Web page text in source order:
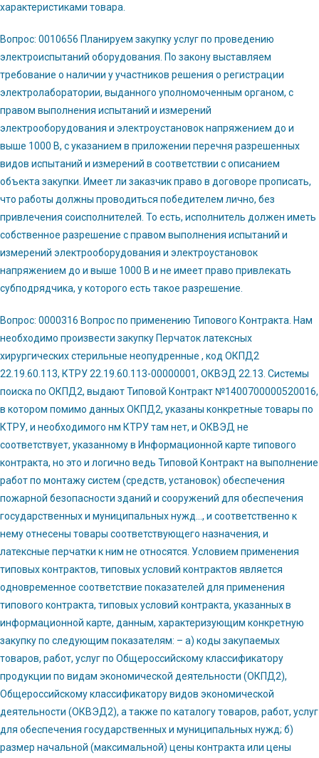
характеристиками товара.
Вопрос: 0010656 Планируем закупку услуг по проведению
электроиспытаний оборудования. По закону выставляем
требование о наличии у участников решения о регистрации
электролаборатории, выданного уполномоченным органом, с
правом выполнения испытаний и измерений
электрооборудования и электроустановок напряжением до и
выше 1000 В, с указанием в приложении перечня разрешенных
видов испытаний и измерений в соответствии с описанием
объекта закупки. Имеет ли заказчик право в договоре прописать,
что работы должны проводиться победителем лично, без
привлечения соисполнителей. То есть, исполнитель должен иметь
собственное разрешение с правом выполнения испытаний и
измерений электрооборудования и электроустановок
напряжением до и выше 1000 В и не имеет право привлекать
субподрядчика, у которого есть такое разрешение.
Вопрос: 0000316 Вопрос по применению Типового Контракта. Нам
необходимо произвести закупку Перчаток латексных
хирургических стерильные неопудренные , код ОКПД2
22.19.60.113, КТРУ 22.19.60.113-00000001, ОКВЭД 22.13. Системы
поиска по ОКПД2, выдают Типовой Контракт №1400700000520016,
в котором помимо данных ОКПД2, указаны конкретные товары по
КТРУ, и необходимого нм КТРУ там нет, и ОКВЭД не
соответствует, указанному в Информационной карте типового
контракта, но это и логично ведь Типовой Контракт на выполнение
работ по монтажу систем (средств, установок) обеспечения
пожарной безопасности зданий и сооружений для обеспечения
государственных и муниципальных нужд…, и соответственно к
нему отнесены товары соответствующего назначения, и
латексные перчатки к ним не относятся. Условием применения
типовых контрактов, типовых условий контрактов является
одновременное соответствие показателей для применения
типового контракта, типовых условий контракта, указанных в
информационной карте, данным, характеризующим конкретную
закупку по следующим показателям: – а) коды закупаемых
товаров, работ, услуг по Общероссийскому классификатору
продукции по видам экономической деятельности (ОКПД2),
Общероссийскому классификатору видов экономической
деятельности (ОКВЭД2), а также по каталогу товаров, работ, услуг
для обеспечения государственных и муниципальных нужд; б)
размер начальной (максимальной) цены контракта или цены